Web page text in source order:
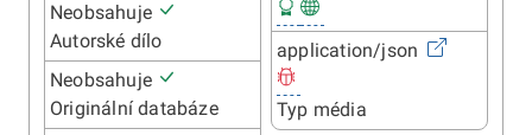
Neobsahuje
Autorské dílo
Neobsahuje
Originální databáze
application/json
Typ média